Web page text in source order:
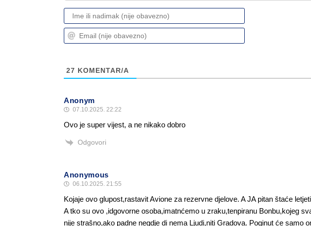
Ime
ili
nadimak
Email
(nije
27 KOMENTAR/A
Anonym
07.10.2025. 22:22
Ovo je super vijest, a ne nikako dobro
Odgovori
Anonymous
06.10.2025. 21:55
Kojaje ovo glupost,rastavit Avione za rezervne djelove. A JA pitan štaće
A tko su ovo ,idgovorne osoba,imatnćemo u zraku,tenpiranu Bonbu,kojeg
nije strašno,ako padne negdje di nema Ljudi,niti Gradova. Poginut će samo